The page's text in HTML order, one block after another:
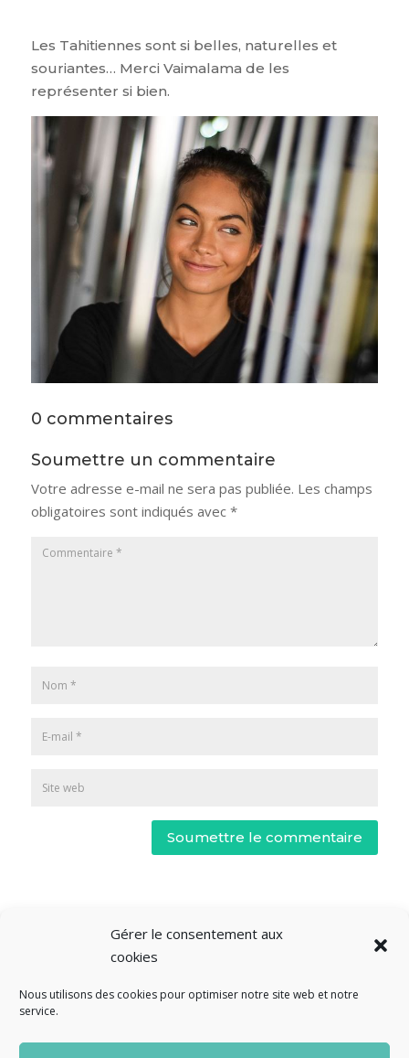
Gérer le consentement aux
cookies
Nous utilisons des cookies pour optimiser notre site web et notre
service.
Les Tahitiennes sont si belles, naturelles et
souriantes… Merci Vaimalama de les
représenter si bien.
0 commentaires
Soumettre un commentaire
Votre adresse e-mail ne sera pas publiée. Les champs
obligatoires sont indiqués avec *
Soumettre le commentaire